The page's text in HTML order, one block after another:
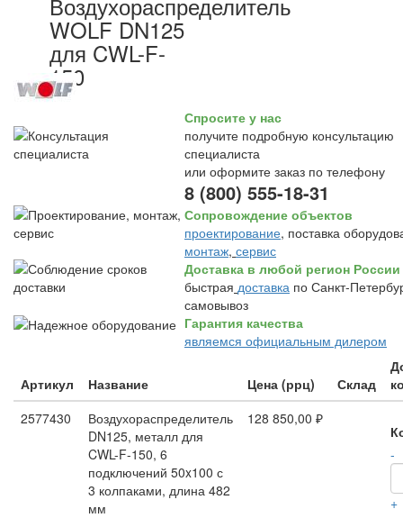
WOLF DN125
для CWL-F-
150
Спросите у нас
получите подробную консультацию
специалиста
или оформите заказ по телефону
8 (800) 555-18-31
Сопровождение объектов
проектирование, поставка
монтаж, сервис
Доставка в любой регион России
быстрая доставка по Санкт-
самовывоз
Гарантия качества
являемся официальным дилером
Артикул Название Цена (ррц) Склад
2577430
Воздухораспределитель
DN125, металл для
CWL-F-150, 6
подключений 50x100 с
3 колпаками, длина 482
мм
128 850,00 ₽
-
+